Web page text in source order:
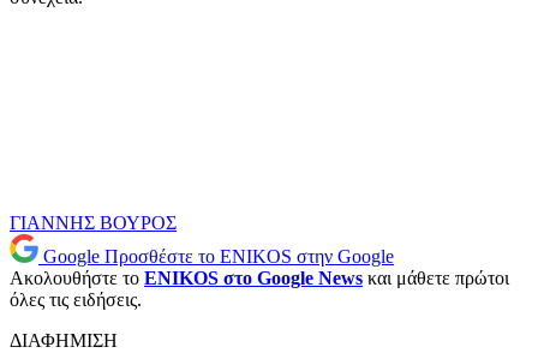
ΓΙΑΝΝΗΣ ΒΟΥΡΟΣ
Google Προσθέστε το ENIKOS στην Google
Ακολουθήστε το ENIKOS στο Google News και μάθετε πρώτοι
όλες τις ειδήσεις.
ΔΙΑΦΗΜΙΣΗ